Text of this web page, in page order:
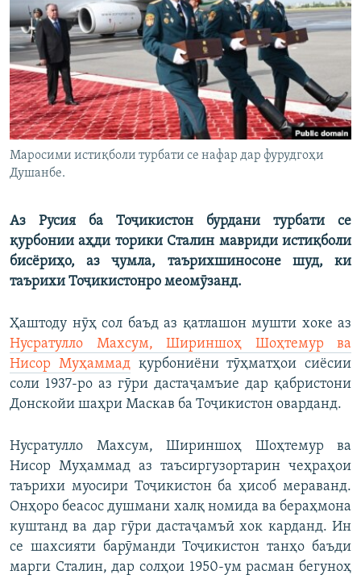
ГУЗОРИШҲОИ РАДИОӢ
Русский
ПАЙГИРӢ КУНЕД
Ҳамаи сомонаҳои RFE/RL
Маросими истиқболи турбати се нафар дар фурудгоҳи
Душанбе.
Аз Русия ба Тоҷикистон бурдани турбати се
қурбонии аҳди торики Сталин мавриди истиқболи
бисёриҳо, аз ҷумла, таърихшиносоне шуд, ки
таърихи Тоҷикистонро меомӯзанд.
Ҳаштоду нӯҳ сол баъд аз қатлашон мушти хоке аз
Нусратулло Махсум, Шириншоҳ Шоҳтемур ва
Нисор Муҳаммадқурбониёни тӯҳматҳои сиёсии
соли 1937-ро аз гӯри дастаҷамъие дар қабристони
Донскойи шаҳри Маскав ба Тоҷикистон оварданд.
Нусратулло Махсум, Шириншоҳ Шоҳтемур ва
Нисор Муҳаммад аз таъсиргузортарин чеҳраҳои
таърихи муосири Тоҷикистон ба ҳисоб мераванд.
Онҳоро беасос душмани халқ номида ва бераҳмона
куштанд ва дар гӯри дастаҷамъӣ хок карданд. Ин
се шахсияти барӯманди Тоҷикистон танҳо баъди
марги Сталин, дар солҳои 1950-ум расман бегуноҳ